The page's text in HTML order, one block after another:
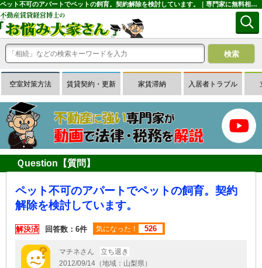
ペット不可のアパートでペットの飼育。契約解除を検討しています。｜専門家に無料相談できる賃貸経営Ｑ＆Ａサイトはお悩み大家さん
空室対策方法 賃貸契約・更新 家賃滞納 入居者トラブル
Ｑuestion【質問】
ペット不可のアパートでペットの飼育。契約
解除を検討しています。
解決済 回答数：6件 気になった！ 526
マチネさん
立ち退き
2012/09/14（地域：山梨県）